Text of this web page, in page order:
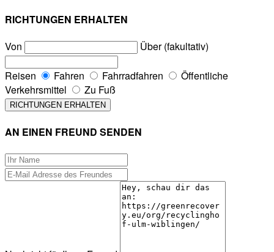
RICHTUNGEN ERHALTEN
Von
Über (fakultativ)
Reisen Fahren Fahrradfahren
Öffentliche
Verkehrsmittel
Zu Fuß
AN EINEN FREUND SENDEN